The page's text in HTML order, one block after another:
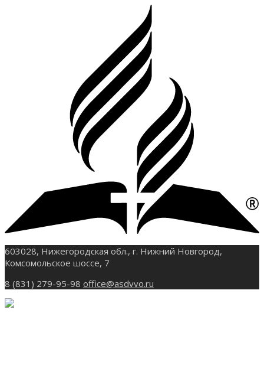
603028, Нижегородская обл., г. Нижний Новгород,
Комсомольское шоссе, 7
8 (831) 279-95-98 office@asdvvo.ru